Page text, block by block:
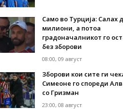
Само во Турција: Салах
милиони, а потоа
градоначалникот го
без зборови
08:00, 09 август
Зборови кои сите ги
Симеоне го спореди
со Гризман
23:00, 08 август